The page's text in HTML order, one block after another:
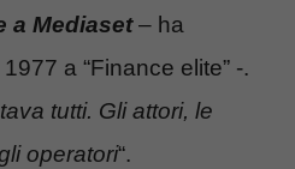
a Mediaset – ha
a “Finance elite” -.
tutti. Gli attori, le
operatori“.